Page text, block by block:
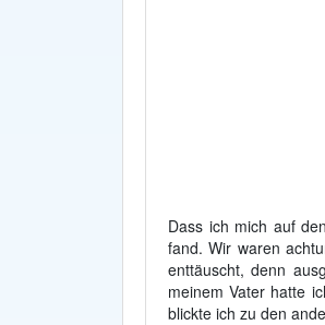
Dass ich mich auf
fand. Wir waren
enttäuscht, denn
meinem Vater hatte
blickte ich zu den